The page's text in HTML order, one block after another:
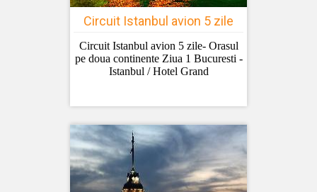
Circuit Istanbul avion 5 zile
Circuit Istanbul avion 5 zile- Orasul
pe doua continente Ziua 1 Bucuresti -
Istanbul / Hotel Grand